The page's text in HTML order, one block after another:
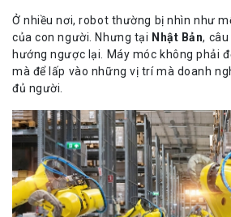
Ở nhiều nơi, robot thường bị nhìn như
của con người. Nhưng tại Nhật Bản,
hướng ngược lại. Máy móc không phải
mà để lấp vào những vị trí mà doanh
đủ người.